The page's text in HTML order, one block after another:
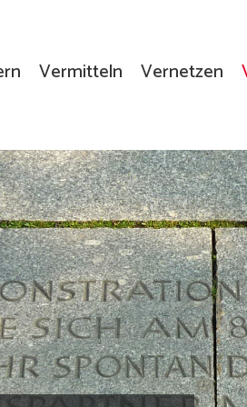
Vermitteln Vernetzen